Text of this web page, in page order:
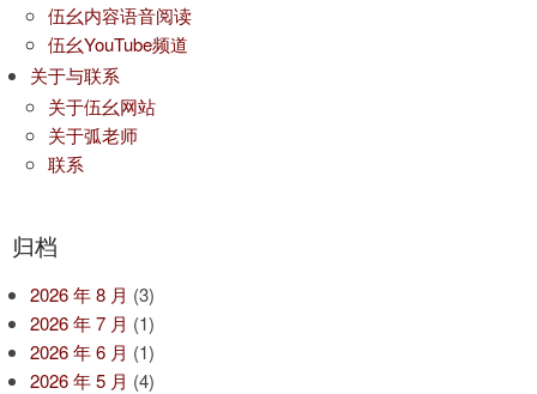
伍幺内容语音阅读
伍幺YouTube频道
关于与联系
关于伍幺网站
关于弧老师
联系
归档
2026 年 8 月 (3)
2026 年 7 月 (1)
2026 年 6 月 (1)
2026 年 5 月 (4)